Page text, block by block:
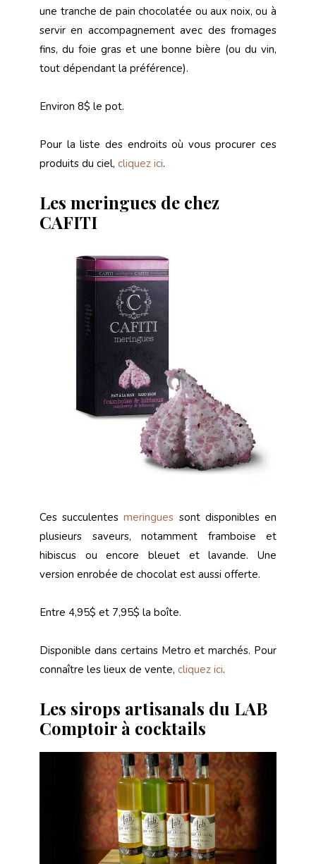
une tranche de pain chocolatée ou aux noix, ou à
servir en accompagnement avec des fromages
fins, du foie gras et une bonne bière (ou du vin,
tout dépendant la préférence).
Environ 8$ le pot.
Pour la liste des endroits où vous procurer ces
produits du ciel, cliquez ici.
Les meringues de chez
CAFITI
Ces succulentesmeringues sont disponibles en
plusieurs saveurs, notamment framboise et
hibiscus ou encore bleuet et lavande. Une
version enrobée de chocolat est aussi offerte.
Entre 4,95$ et 7,95$ la boîte.
Disponible dans certains Metro et marchés. Pour
connaître les lieux de vente, cliquez ici.
Les sirops artisanals du LAB
Comptoir à cocktails